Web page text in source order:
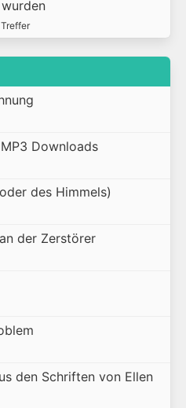
Downloads
des Himmels)
der Zerstörer
den Schriften von Ellen